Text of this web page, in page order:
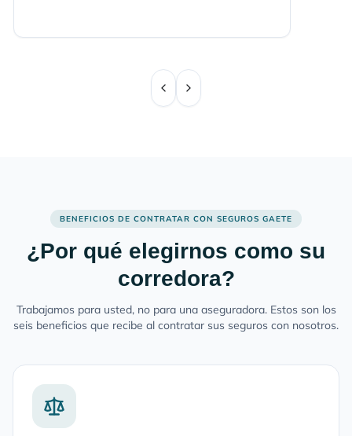
BENEFICIOS DE CONTRATAR CON SEGUROS GAETE
¿Por qué elegirnos como su
corredora?
Trabajamos para usted, no para una aseguradora. Estos son los
seis beneficios que recibe al contratar sus seguros con nosotros.